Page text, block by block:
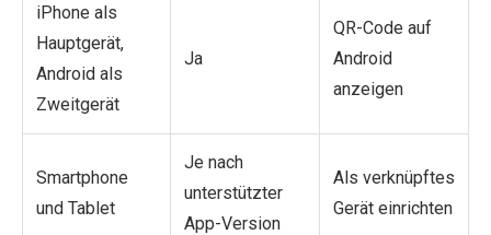
iPhone als
Hauptgerät,
Android als
Zweitgerät
Ja
QR-Code auf
Android
anzeigen
Smartphone
und Tablet
Je nach
unterstützter
App-Version
Als verknüpftes
Gerät einrichten